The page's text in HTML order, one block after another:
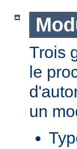
Trois
le
un